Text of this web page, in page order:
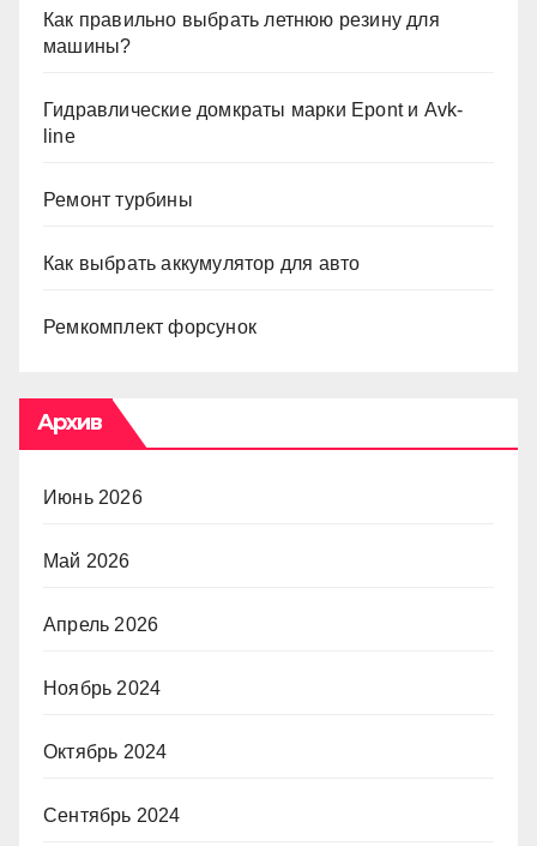
Как правильно выбрать летнюю резину для
машины?
Гидравлические домкраты марки Epont и Avk-
line
Ремонт турбины
Как выбрать аккумулятор для авто
Ремкомплект форсунок
Архив
Июнь 2026
Май 2026
Апрель 2026
Ноябрь 2024
Октябрь 2024
Сентябрь 2024